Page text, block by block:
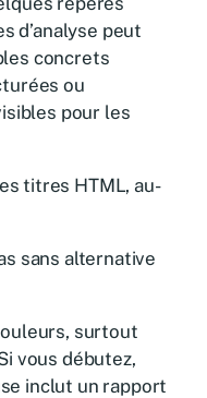
d’analyse peut
concrets
ou
pour les
titres HTML, au-
sans alternative
surtout
vous débutez,
inclut un rapport